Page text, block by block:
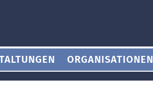
ORGANISATIONEN